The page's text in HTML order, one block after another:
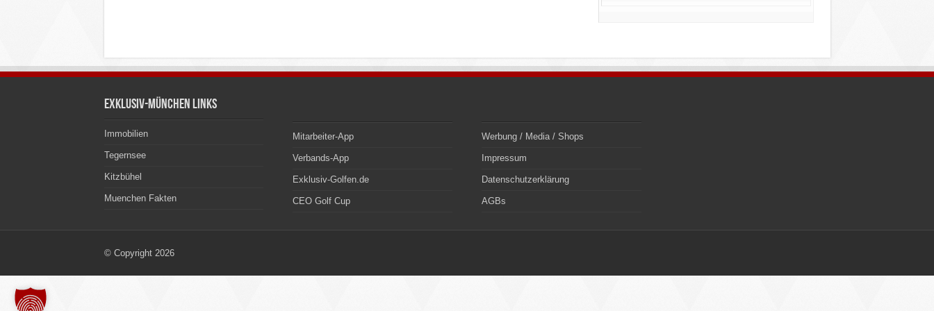
Exklusiv-München Links
Immobilien
Tegernsee
Kitzbühel
Muenchen Fakten
Mitarbeiter-App
Verbands-App
Exklusiv-Golfen.de
CEO Golf Cup
Werbung / Media / Shops
Impressum
Datenschutzerklärung
AGBs
© Copyright 2026